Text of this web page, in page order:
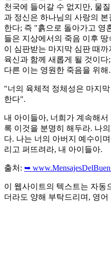
천국에 들어갈 수 없지만, 물
과 정신은 하나님의 사랑의
한다; 즉 "흙으로 돌아가고 영
들은 지상에서의 죽음 이후
이 심판받는 마지막 심판 때
육신과 함께 새롭게 될 것이
다른 이는 영원한 죽음을 위해.
"너의 육체적 정체성은 마지
한다".
내 아이들아, 너희가 계속해
록 이것을 분명히 해두라. 나
다. 나는 너의 아버지 예수이
리고 퍼뜨려라, 내 아이들아.
출처: ➥
이 웹사이트의 텍스트는 자동
더라도 양해 부탁드리며, 영